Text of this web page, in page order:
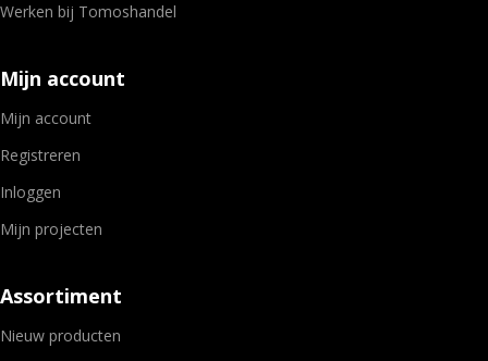
Werken bij Tomoshandel
Mijn account
Mijn account
Registreren
Inloggen
Mijn projecten
Assortiment
Nieuw producten